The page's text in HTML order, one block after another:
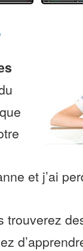
et j’ai
trouverez